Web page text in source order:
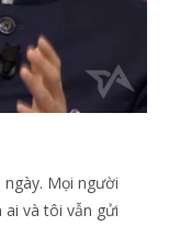
Mọi người
ai và tôi vẫn gửi